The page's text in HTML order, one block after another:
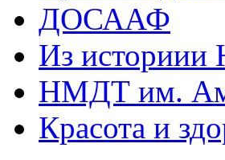
ДОСААФ
Из историии
НМДТ им.
Красота и